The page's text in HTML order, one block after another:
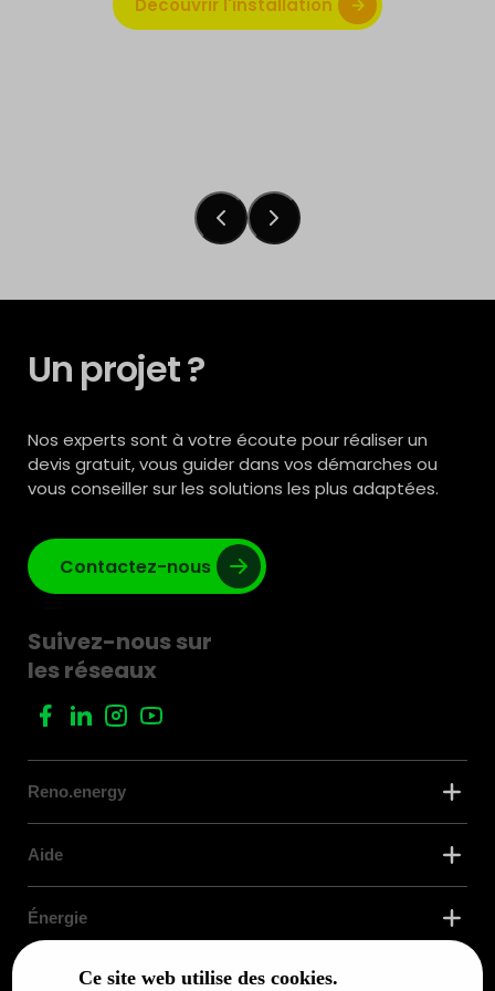
Ce site web utilise des cookies.
Découvrir l'installation
Découvrir l'installation
Un projet ?
Nos experts sont à votre écoute pour réaliser un
devis gratuit, vous guider dans vos démarches ou
vous conseiller sur les solutions les plus adaptées.
Contactez-nous
Suivez-nous sur
les réseaux
Reno.energy
Aide
Énergie
Confort Thermique